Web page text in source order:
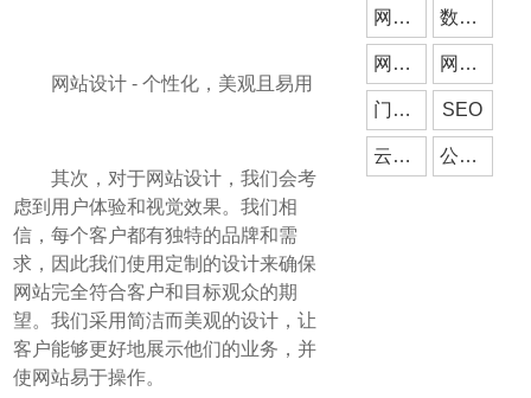
网站设计 - 个性化，美观且易用
其次，对于网站设计，我们会考
虑到用户体验和视觉效果。我们相
信，每个客户都有独特的品牌和需
求，因此我们使用定制的设计来确保
网站完全符合客户和目标观众的期
望。我们采用简洁而美观的设计，让
客户能够更好地展示他们的业务，并
使网站易于操作。
网站制作 数字人
网站搭建 网站开发
门店预约 SEO
云派网络 公众号开发